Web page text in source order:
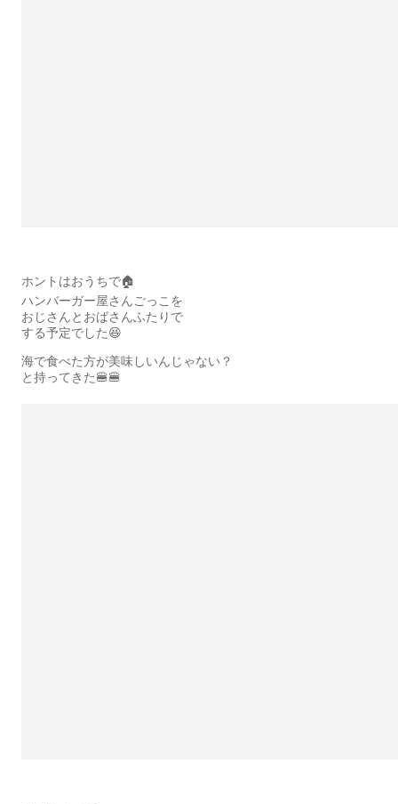
ホントはおうちで🏠
ハンバーガー屋さんごっこを
おじさんとおばさんふたりで
する予定でした😆
海で食べた方が美味しいんじゃない？
と持ってきた🍔🍔